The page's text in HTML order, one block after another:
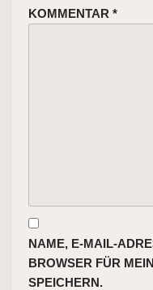
KOMMENTAR *
NAME, E-MAIL-
BROWSER FÜR
SPEICHERN.